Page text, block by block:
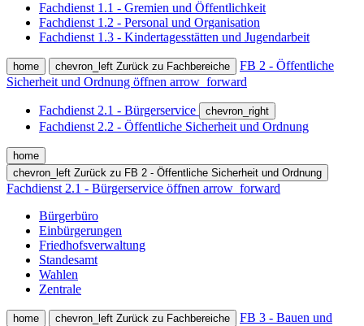
Fachdienst 1.1 - Gremien und Öffentlichkeit
Fachdienst 1.2 - Personal und Organisation
Fachdienst 1.3 - Kindertagesstätten und Jugendarbeit
home chevron_left Zurück zu Fachbereiche
FB 2 - Öffentliche
Sicherheit und Ordnung öffnen arrow_forward
Fachdienst 2.1 - Bürgerservice chevron_right
Fachdienst 2.2 - Öffentliche Sicherheit und Ordnung
home
chevron_left Zurück zu FB 2 - Öffentliche Sicherheit und Ordnung
Fachdienst 2.1 - Bürgerservice öffnen arrow_forward
Bürgerbüro
Einbürgerungen
Friedhofsverwaltung
Standesamt
Wahlen
Zentrale
home chevron_left Zurück zu Fachbereiche
FB 3 - Bauen und